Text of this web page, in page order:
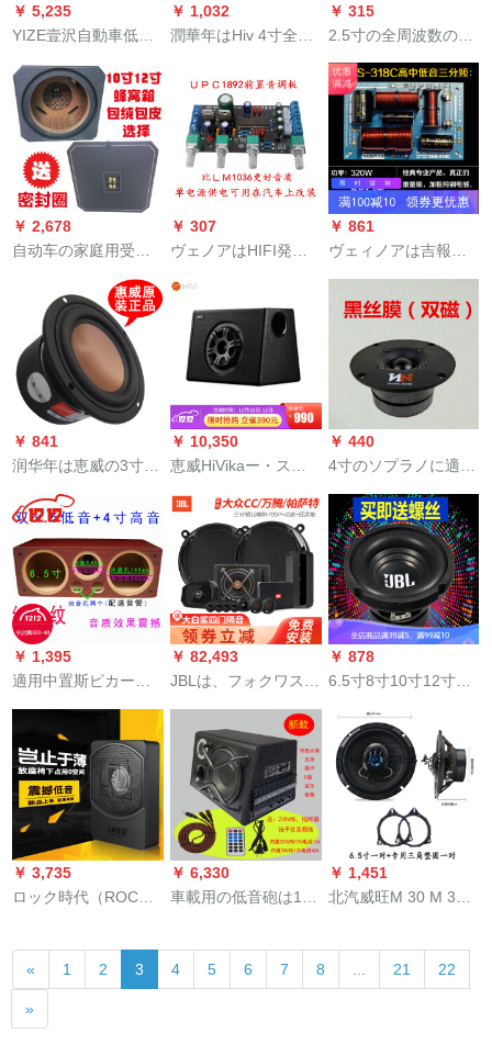
トに适用されます。
￥ 5,235
YIZE壹沢自動車低音
レオの改修機能によ
りよい車載音響ホー
ンのグーレプロ用音
響防音材の全国パン
ケジ設置【パンケ
ジ】後箱防音専門コ
ース
￥ 1,032
潤華年はHiv 4寸全周
寸全帯域のスピカド
ユーニ元工場に適用
されます。
￥ 315
2.5寸の全周波数の
2.5寸の全周波数のラ
ッパが热して、全周
波数のラッパが心に
なる解析高原のオリ
ジナの黒の1本の価格
の円形の外径の77ミ
リーの8ヨーロッパ
￥ 2,678
自动车の家庭用受动
ます。8寸10寸の空き
箱のハニカム箱のラ
ッピング箱は12寸の
カバの絨毯が開きま
す。
￥ 307
ヴェノアはHIFI発热
ネの调音调整机能に
适しています。
￥ 861
ヴェィノアは吉報三
发热斯ピカラッパ高
校低音三分割シリズ
DAS-318 C分周器に
適しました。
￥ 841
润华年は恵威の3寸の
ドB 3 N 3.5寸の全周
波数スペスピルケー
スケースケースケー
スケースケースケー
スケースケースケー
スに适用されます。
￥ 10,350
恵威HiVikaー・ステ
in chisピカを持って
います。傷なしで車
載スピカを改造しま
した。ユニバサルタ
スのスピです。アコ
ーディィで重い低音
砲があります。
￥ 440
4寸のソプラノに適用
双磁4寸の高音ホーン
の発热レベルのシル
クエフィルの高音黒
糸膜（双磁）
￥ 1,395
適用中置斯ピカーカ
ーの空き箱体6.5イン
チー木質空スピカー
タタ自動車低音スピ
カ＋高音DIY音響外装
赤木紋一匹（1つ）水
晶柄糸ケスス
￥ 82,493
JBLは、フォクワスゲ
ーム専门用カーー・
スティレオのミハイ
マーSUVの损失なし
アスプレを适用した
车载用高音同軸4ドア
ラッピングを改造し
ます。
￥ 878
6.5寸8寸10寸12寸の
砲ホーンピンピカの
重低音ホーン6.5寸
140の磁気外径16.5セ
チの黒
￥ 3,735
ロック時代（ROCK
は、超薄型の純低音
ホーンピカカーの低
音砲F 10純低音砲が
￥ 6,330
車載用の低音砲は10
カーを車載するエア
トラックは、10 in ti
￥ 1,451
北汽威旺M 30 M 35
ーカーは6.5リンチー
の重低音威旺M 35前
« 1 2 3 4 5 6 7 8 21 22
»